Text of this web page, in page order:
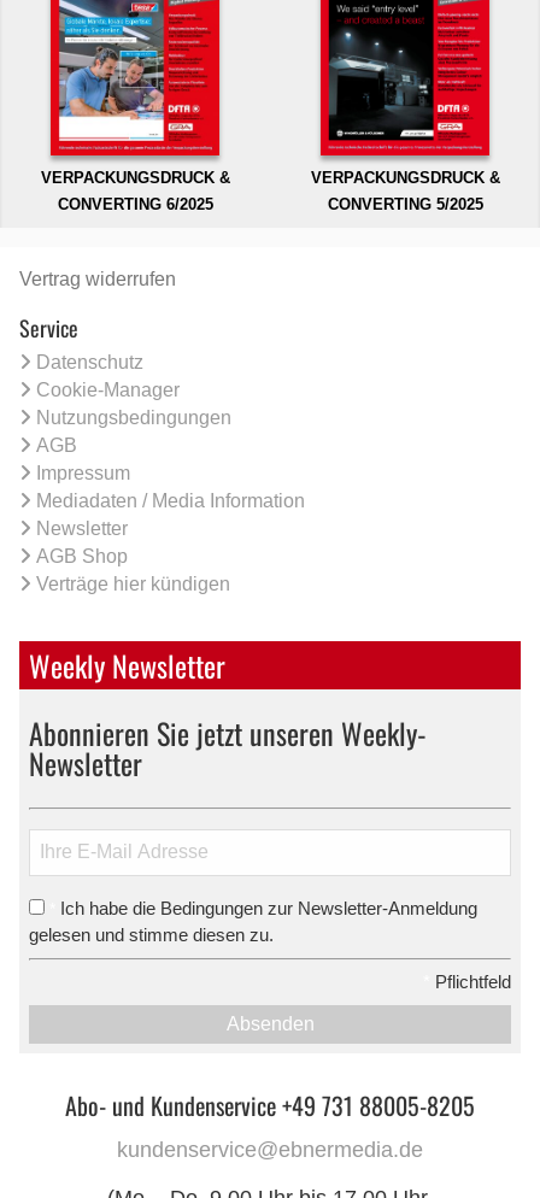
VERPACKUNGSDRUCK &
CONVERTING 6/2025
VERPACKUNGSDRUCK &
CONVERTING 5/2025
Vertrag widerrufen
Service
Datenschutz
Cookie-Manager
Nutzungsbedingungen
AGB
Impressum
Mediadaten / Media Information
Newsletter
AGB Shop
Verträge hier kündigen
Weekly Newsletter
Abonnieren Sie jetzt unseren Weekly-
Newsletter
Ich habe die Bedingungen zur Newsletter-Anmeldung
gelesen und stimme diesen zu.
Pflichtfeld
Absenden
Abo- und Kundenservice +49 731 88005-8205
kundenservice@ebnermedia.de